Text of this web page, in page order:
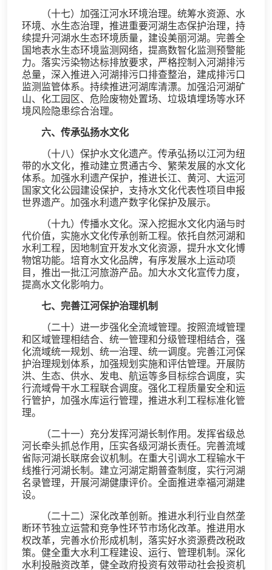
（十七）加强江河水环境治理。统筹水资源、水
环境、水生态治理，推进重要河湖生态保护治理，持
续提升河湖水生态环境质量，建设美丽河湖。完善全
国地表水生态环境监测网络，提高数智化监测预警能
力。落实污染物达标排放要求，严格控制入河湖排污
总量，深入推进入河湖排污口排查整治，建成排污口
监测监管体系。持续推进河湖库清漂。加强沿河湖矿
山、化工园区、危险废物处置场、垃圾填埋场等水环
境风险隐患综合治理。
六、传承弘扬水文化
（十八）保护水文化遗产。传承弘扬以江河为纽
带的水文化，推动建立贯通古今、繁荣发展的水文化
体系。加强水利遗产保护，推进长江、黄河、大运河
国家文化公园建设保护，支持水文化代表性项目申报
世界遗产。加强水利遗产数字化保护及展示。
（十九）传播水文化。深入挖掘水文化内涵与时
代价值，实施水文化传承创新工程。依托自然河湖和
水利工程，因地制宜开发水文化资源，提升水文化博
物馆功能。培育水文化品牌，有序发展水上运动项
目，推出一批江河旅游产品。加大水文化宣传力度，
提高水文化影响力。
七、完善江河保护治理机制
（二十）进一步强化全流域管理。按照流域管理
和区域管理相结合、统一管理和分级管理相结合，强
化流域统一规划、统一治理、统一调度。完善江河保
护治理规划体系，加强规划实施和评估管理。开展防
洪、生态、供水、发电、航运等多目标综合调度，实
行流域骨干水工程联合调度。强化工程质量安全和运
行管护，加强水库运行管理，推进水利工程标准化管
理。
（二十一）充分发挥河湖长制作用。发挥省级总
河长牵头抓总作用，压实各级河湖长责任。完善流域
省际河湖长联席会议机制。在重大引调水工程输水干
线推行河湖长制。建立河湖定期普查制度，实行河湖
名录管理，开展河湖健康评价。全面推进幸福河湖建
设。
（二十二）深化改革创新。推进水利行业自然垄
断环节独立运营和竞争性环节市场化改革。推进用水
权改革，完善水价形成机制，落实好水资源费改税政
策。健全重大水利工程建设、运行、管理机制。深化
水利投融资改革，健全政府投资有效带动社会投资机